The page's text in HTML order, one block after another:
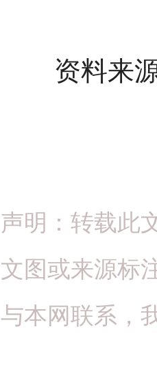
资料来源
声明：转载此
文图或来源标
与本网联系，